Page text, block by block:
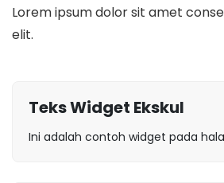
Lorem ipsum dolor sit amet
elit.
Teks Widget Ekskul
Ini adalah contoh widget pada